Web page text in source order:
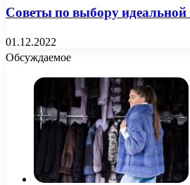
Советы по выбору
01.12.2022
Обсуждаемое